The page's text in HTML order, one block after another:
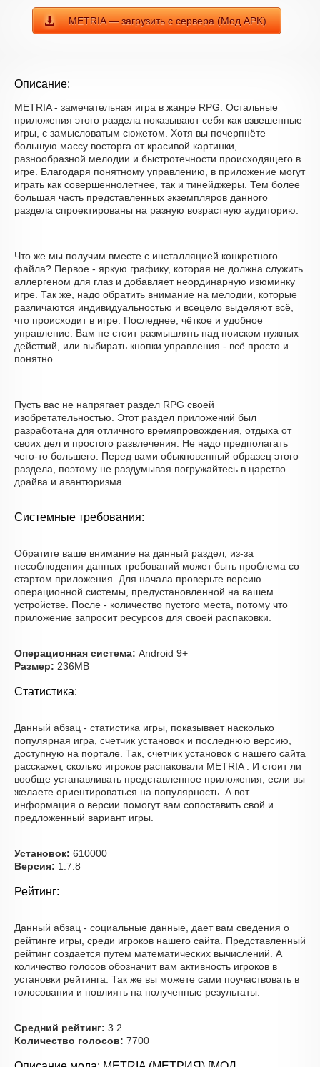
METRIA — загрузить с сервера (Мод APK)
Описание:
METRIA - замечательная игра в жанре RPG. Остальные
приложения этого раздела показывают себя как взвешенные
игры, с замысловатым сюжетом. Хотя вы почерпнёте
большую массу восторга от красивой картинки,
разнообразной мелодии и быстротечности происходящего в
игре. Благодаря понятному управлению, в приложение могут
играть как совершеннолетнее, так и тинейджеры. Тем более
большая часть представленных экземпляров данного
раздела спроектированы на разную возрастную аудиторию.
Что же мы получим вместе с инсталляцией конкретного
файла? Первое - яркую графику, которая не должна служить
аллергеном для глаз и добавляет неординарную изюминку
игре. Так же, надо обратить внимание на мелодии, которые
различаются индивидуальностью и всецело выделяют всё,
что происходит в игре. Последнее, чёткое и удобное
управление. Вам не стоит размышлять над поиском нужных
действий, или выбирать кнопки управления - всё просто и
понятно.
Пусть вас не напрягает раздел RPG своей
изобретательностью. Этот раздел приложений был
разработана для отличного времяпровождения, отдыха от
своих дел и простого развлечения. Не надо предполагать
чего-то большего. Перед вами обыкновенный образец этого
раздела, поэтому не раздумывая погружайтесь в царство
драйва и авантюризма.
Системные требования:
Обратите ваше внимание на данный раздел, из-за
несоблюдения данных требований может быть проблема со
стартом приложения. Для начала проверьте версию
операционной системы, предустановленной на вашем
устройстве. После - количество пустого места, потому что
приложение запросит ресурсов для своей распаковки.
Операционная система: Android 9+
Размер: 236MB
Статистика:
Данный абзац - статистика игры, показывает насколько
популярная игра, счетчик установок и последнюю версию,
доступную на портале. Так, счетчик установок с нашего сайта
расскажет, сколько игроков распаковали METRIA . И стоит ли
вообще устанавливать представленное приложения, если вы
желаете ориентироваться на популярность. А вот
информация о версии помогут вам сопоставить свой и
предложенный вариант игры.
Установок: 610000
Версия: 1.7.8
Рейтинг:
Данный абзац - социальные данные, дает вам сведения о
рейтинге игры, среди игроков нашего сайта. Представленный
рейтинг создается путем математических вычислений. А
количество голосов обозначит вам активность игроков в
установки рейтинга. Так же вы можете сами поучаствовать в
голосовании и повлиять на полученные результаты.
Средний рейтинг: 3.2
Количество голосов: 7700